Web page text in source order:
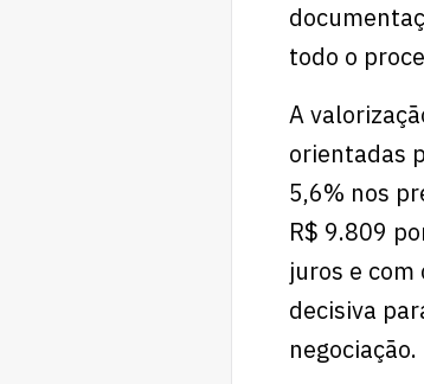
todo o
A
orientadas
5,6% nos
R$ 9.809
juros e
decisiva
negociação.